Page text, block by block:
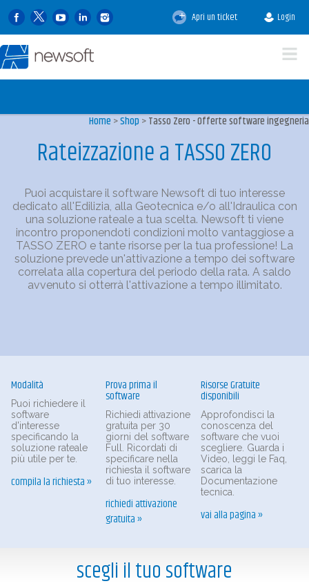
Apri un ticket Login
Home >Shop >Tasso Zero - Offerte software ingegneria
Rateizzazione a TASSO ZERO
Puoi acquistare il software Newsoft di tuo interesse
dedicato all'Edilizia, alla Geotecnica e/o all'Idraulica con
una soluzione rateale a tua scelta. Newsoft ti viene
incontro proponendoti condizioni molto vantaggiose a
TASSO ZERO e tante risorse per la tua professione! La
soluzione prevede un'attivazione a tempo dei software
correlata alla copertura del periodo della rata. A saldo
avvenuto si otterrà l'attivazione a tempo illimitato.
Modalità
Puoi richiedere il
software
d'interesse
specificando la
soluzione rateale
più utile per te.
compila la richiesta »
Prova prima il
software
Richiedi attivazione
gratuita per 30
giorni del software
Full. Ricordati di
specificare nella
richiesta il software
di tuo interesse.
richiedi attivazione
gratuita »
Risorse Gratuite
disponibili
Approfondisci la
conoscenza del
software che vuoi
scegliere. Guarda i
Video, leggi le Faq,
scarica la
Documentazione
tecnica.
vai alla pagina »
scegli il tuo software